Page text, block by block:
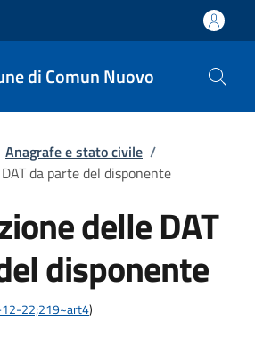
di Comun Nuovo
Anagrafe e stato civile /
da parte del disponente
delle DAT
disponente
22;219~art4)